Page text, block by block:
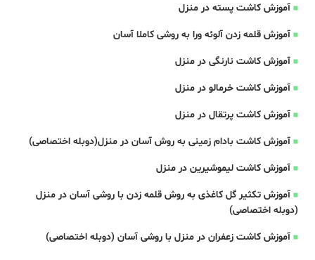
آموزش کاشت پسته در منزل
آموزش قلمه زدن آلوئه ورا به روشی کاملا آسان
آموزش کاشت نارنگی در منزل
آموزش کاشت خرمالو در منزل
آموزش کاشت پرتقال در منزل
آموزش کاشت بادام زمینی به روش آسان در منزل(دوبله اختصاصی)
آموزش کاشت لیموشیرین در منزل
آموزش تکثیر گل کاغذی به روش قلمه زدن با روشی آسان در منزل
(دوبله اختصاصی)
آموزش کاشت زعفران در منزل با روشی آسان (دوبله اختصاصی)